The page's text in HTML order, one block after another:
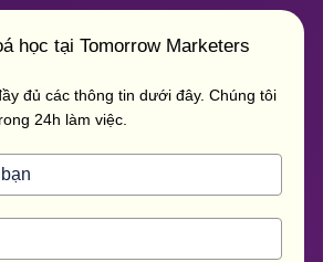
học tại Tomorrow Marketers
đủ các thông tin dưới đây. Chúng tôi
24h làm việc.